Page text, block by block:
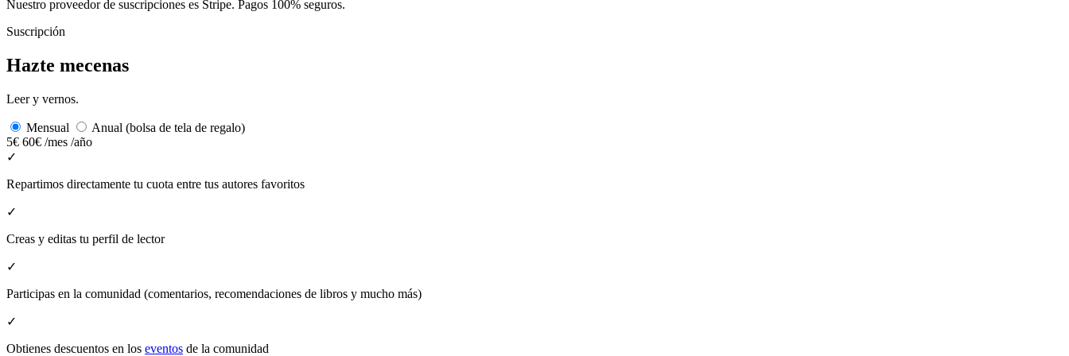
Nuestro proveedor de suscripciones es Stripe. Pagos 100% seguros.
Suscripción
Hazte mecenas
Leer y vernos.
Mensual
Anual (bolsa de tela de regalo)
5€ 60€ /mes /año
✓
Repartimos directamente tu cuota entre tus autores favoritos
✓
Creas y editas tu perfil de lector
✓
Participas en la comunidad (comentarios, recomendaciones de libros y mucho más)
✓
Obtienes descuentos en los eventos de la comunidad